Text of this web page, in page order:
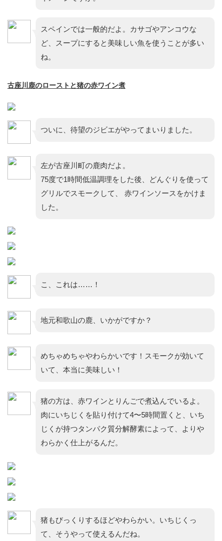
スペインでは一般的だよ。カサゴやアンコウな
ど、スープにすると美味しい魚を使うことが多い
ね。
古座川鹿のローストと猪の赤ワイン煮
ついに、待望のジビエがやってまいりました。
左が古座川町の鹿肉だよ。
75度で1時間低温調理をした後、どんぐりを使って
グリルでスモークして、 赤ワインソースをかけま
した。
こ、これは……！
地元和歌山の鹿、いかがですか？
めちゃめちゃやわらかいです！スモークが効いて
いて、本当に美味しい！
猪の方は、赤ワインとりんごで煮込んでいるよ。
肉にいちじくを貼り付けて4〜5時間置くと、いち
じくが持つタンパク質分解酵素によって、よりや
わらかく仕上がるんだ。
猪もびっくりするほどやわらかい。いちじくっ
て、そうやって使えるんだね。